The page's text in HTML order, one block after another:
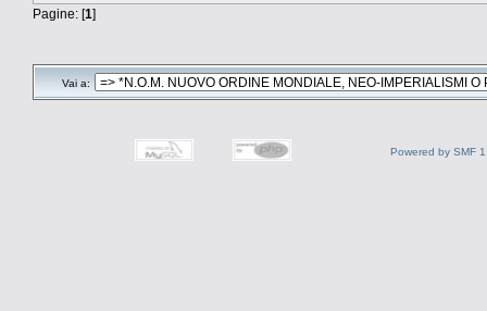
Pagine: [1]
Vai a:
Powered by SMF